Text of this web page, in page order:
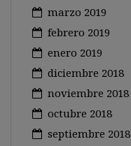
marzo 2019
febrero 2019
enero 2019
diciembre 2018
noviembre 2018
octubre 2018
septiembre 2018